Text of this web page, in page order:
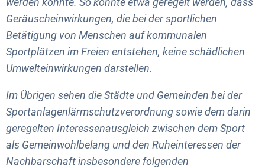
Geräuscheinwirkungen, die bei der sportlichen
Betätigung von Menschen auf kommunalen
Sportplätzen im Freien entstehen, keine schädlichen
Umwelteinwirkungen darstellen.
Im Übrigen sehen die Städte und Gemeinden bei der
Sportanlagenlärmschutzverordnung sowie dem darin
geregelten Interessenausgleich zwischen dem Sport
als Gemeinwohlbelang und den Ruheinteressen der
Nachbarschaft insbesondere folgenden